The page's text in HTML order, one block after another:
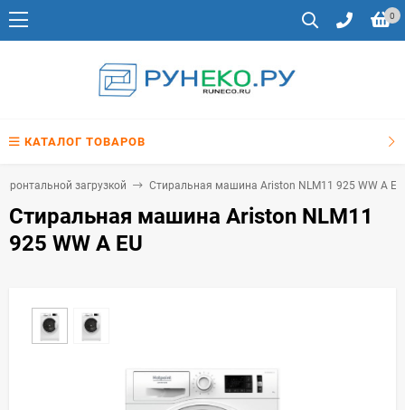
0
КАТАЛОГ ТОВАРОВ
загрузкой Стиральная машина Ariston NLM11 925 WW A EU
Стиральная машина Ariston NLM11
925 WW A EU